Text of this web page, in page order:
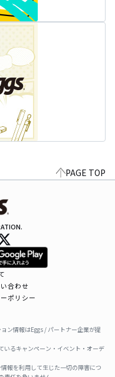
PAGE TOP
合わせ
ポリシー
ン情報はEggs / パートナー企業が提
るキャンペーン・イベント・オーデ
報を利用して生じた一切の障害につ